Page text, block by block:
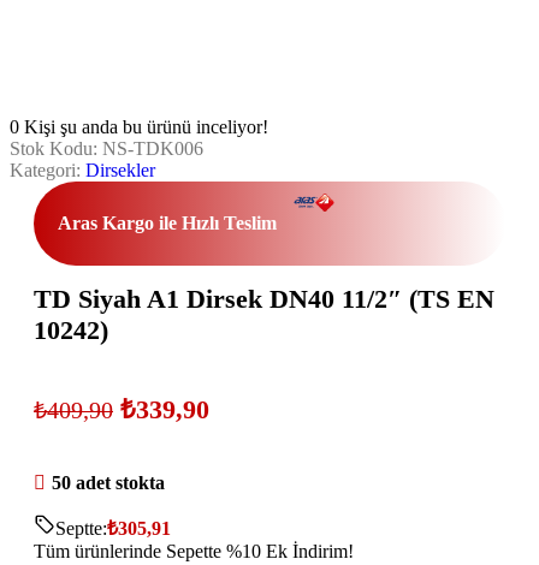
0 Kişi şu anda bu ürünü inceliyor!
Stok Kodu: NS-TDK006
Kategori: Dirsekler
Aras Kargo ile Hızlı Teslim
TD Siyah A1 Dirsek DN40 11/2″ (TS EN
10242)
₺409,90 ₺339,90
50 adet stokta
Septte:₺305,91
Tüm ürünlerinde Sepette %10 Ek İndirim!